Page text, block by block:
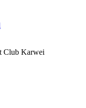
Club Karwei